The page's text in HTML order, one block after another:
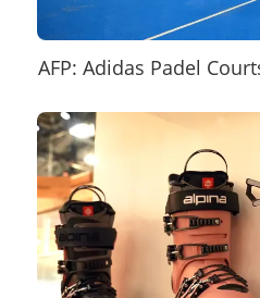
AFP: Adidas Padel